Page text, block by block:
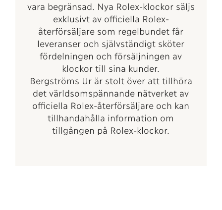
vara begränsad. Nya Rolex-klockor säljs
exklusivt av officiella Rolex-
återförsäljare som regelbundet får
leveranser och självständigt sköter
fördelningen och försäljningen av
klockor till sina kunder.
Bergströms Ur är stolt över att tillhöra
det världsomspännande nätverket av
officiella Rolex-återförsäljare och kan
tillhandahålla information om
tillgången på Rolex-klockor.